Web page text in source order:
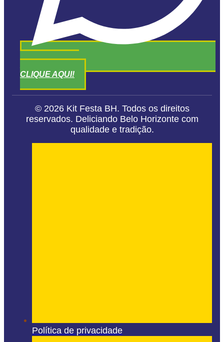
CLIQUE AQUI!
© 2026 Kit Festa BH. Todos os direitos
reservados. Deliciando Belo Horizonte com
qualidade e tradição.
Política de privacidade